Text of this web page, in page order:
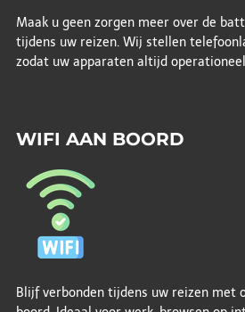
Maak u geen zorgen meer over de
tijdens uw reizen. Wij stellen
zodat uw apparaten altijd
WIFI AAN BOORD
Blijf verbonden tijdens uw reizen met